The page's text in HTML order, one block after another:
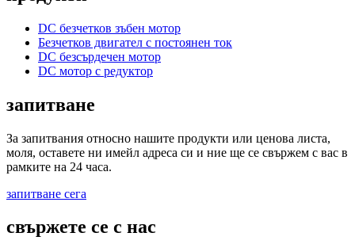
DC безчетков зъбен мотор
Безчетков двигател с постоянен ток
DC безсърдечен мотор
DC мотор с редуктор
запитване
За запитвания относно нашите продукти или ценова листа,
моля, оставете ни имейл адреса си и ние ще се свържем с вас в
рамките на 24 часа.
запитване сега
свържете се с нас